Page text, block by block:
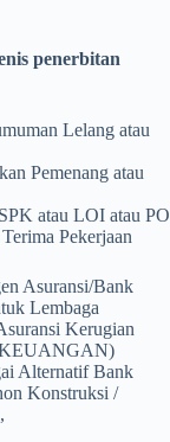
penerbitan
Lelang atau
Pemenang atau
atau LOI atau PO
Pekerjaan
Asuransi/Bank
Lembaga
Kerugian
Alternatif Bank
Konstruksi /